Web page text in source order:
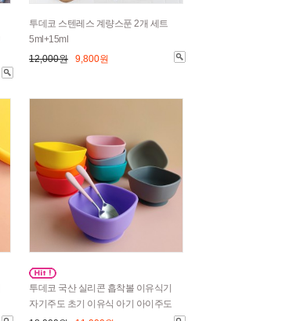
투데코 스텐레스 계량스푼 2개 세트
5ml+15ml
12,000원 9,800원
투데코 국산 실리콘 흡착볼 이유식기
자기주도 초기 이유식 아기 아이주도